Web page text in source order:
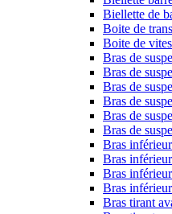
Biellette de
Boite de
Boite de
Bras de
Bras de
Bras de
Bras de
Bras de
Bras de
Bras
Bras
Bras
Bras
Bras tirant